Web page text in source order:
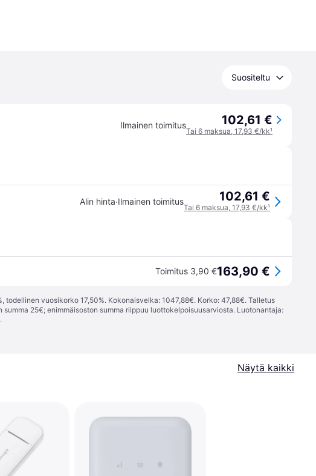
Suositeltu
Ilmainen toimitus 102,61 €
Tai 6 maksua, 17,93 €/kk¹
Alin hinta·Ilmainen toimitus 102,61 €
Tai 6 maksua, 17,93 €/kk¹
Toimitus 3,90 €163,90 €
vuosikorko 17,50%. Kokonaisvelka: 1047,88€. Korko: 47,88€. Talletus
25€; enimmäisoston summa riippuu luottokelpoisuusarviosta. Luotonantaja:
.
Näytä kaikki